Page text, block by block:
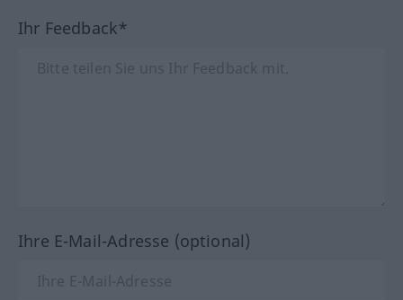
Ihr Feedback*
Ihre E-Mail-Adresse (optional)